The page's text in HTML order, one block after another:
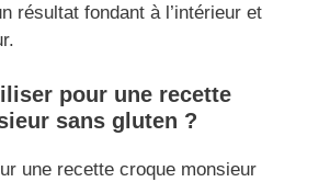
résultat fondant à l’intérieur et
pour une recette
sans gluten ?
une recette croque monsieur